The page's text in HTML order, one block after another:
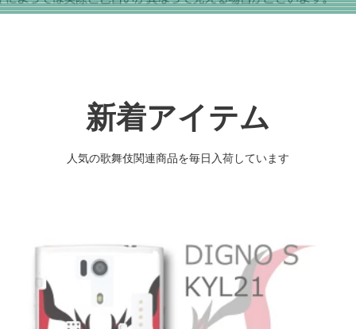
新着アイテム
人気の歌舞伎関連商品を毎日入荷しています